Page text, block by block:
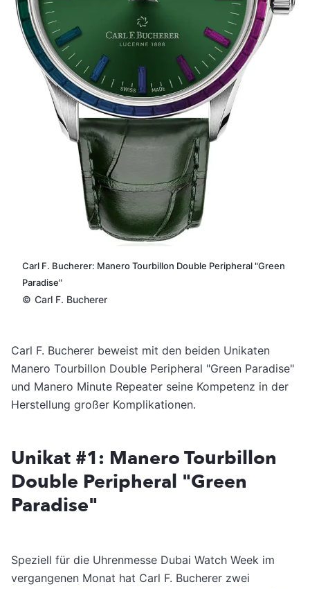
Carl F. Bucherer: Manero Tourbillon Double Peripheral "Green
Paradise"
© Carl F. Bucherer
Carl F. Bucherer beweist mit den beiden Unikaten
Manero Tourbillon Double Peripheral "Green Paradise"
und Manero Minute Repeater seine Kompetenz in der
Herstellung großer Komplikationen.
Unikat #1: Manero Tourbillon
Double Peripheral "Green
Paradise"
Speziell für die Uhrenmesse Dubai Watch Week im
vergangenen Monat hat Carl F. Bucherer zwei